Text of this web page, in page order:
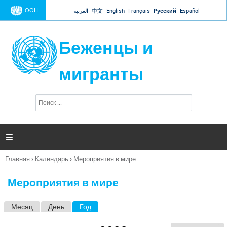
Jump to navigation
ООН العربية 中文 English Français Русский Español
Беженцы и
мигранты
п
и

Вы
Главная › Календарь › Мероприятия в мире
Мероприятия в мире
Месяц День Год